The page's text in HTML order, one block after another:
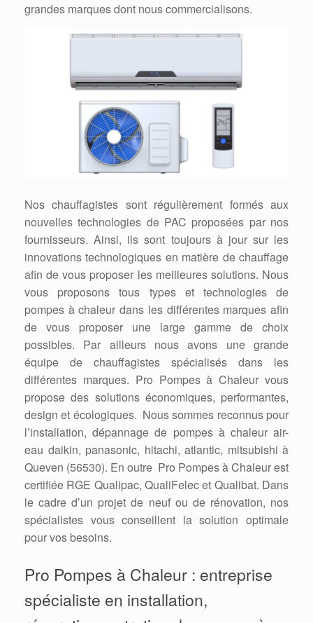
grandes marques dont nous commercialisons.
Nos chauffagistes sont régulièrement formés aux
nouvelles technologies de PAC proposées par nos
fournisseurs. Ainsi, ils sont toujours à jour sur les
innovations technologiques en matière de chauffage
afin de vous proposer les meilleures solutions. Nous
vous proposons tous types et technologies de
pompes à chaleur dans les différentes marques afin
de vous proposer une large gamme de choix
possibles. Par ailleurs nous avons une grande
équipe de chauffagistes spécialisés dans les
différentes marques. Pro Pompes à Chaleur vous
propose des solutions économiques, performantes,
design et écologiques. Nous sommes reconnus pour
l’installation, dépannage de pompes à chaleur air-
eau daikin, panasonic, hitachi, atlantic, mitsubishi à
Queven (56530). En outre Pro Pompes à Chaleur est
certifiée RGE Qualipac, QualiFelec et Qualibat. Dans
le cadre d’un projet de neuf ou de rénovation, nos
spécialistes vous conseillent la solution optimale
pour vos besoins.
Pro Pompes à Chaleur : entreprise
spécialiste en installation,